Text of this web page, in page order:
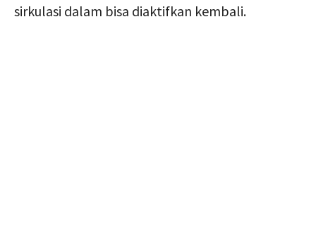
sirkulasi dalam bisa diaktifkan kembali.